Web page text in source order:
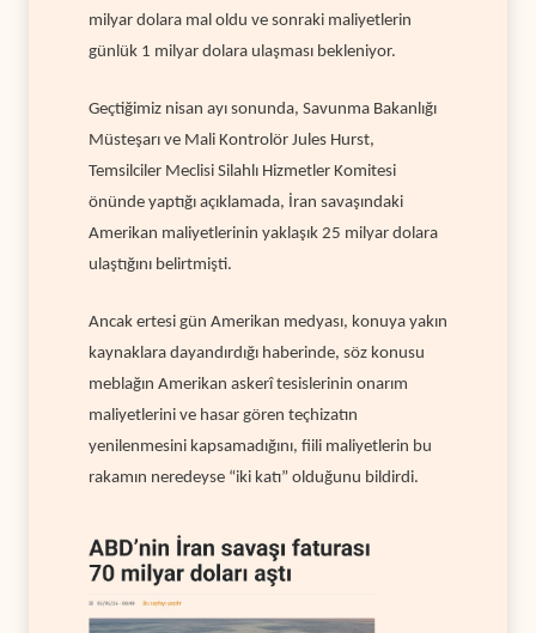
milyar dolara mal oldu ve sonraki maliyetlerin
günlük 1 milyar dolara ulaşması bekleniyor.
Geçtiğimiz nisan ayı sonunda, Savunma Bakanlığı
Müsteşarı ve Mali Kontrolör Jules Hurst,
Temsilciler Meclisi Silahlı Hizmetler Komitesi
önünde yaptığı açıklamada, İran savaşındaki
Amerikan maliyetlerinin yaklaşık 25 milyar dolara
ulaştığını belirtmişti.
Ancak ertesi gün Amerikan medyası, konuya yakın
kaynaklara dayandırdığı haberinde, söz konusu
meblağın Amerikan askerî tesislerinin onarım
maliyetlerini ve hasar gören teçhizatın
yenilenmesini kapsamadığını, fiili maliyetlerin bu
rakamın neredeyse “iki katı” olduğunu bildirdi.